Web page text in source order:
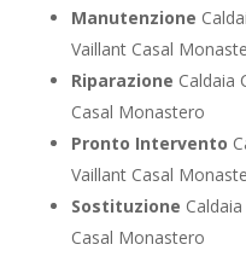
Manutenzione
Vaillant Casal
Riparazione Caldaia
Casal Monastero
Pronto Intervento
Vaillant Casal
Sostituzione
Casal Monastero